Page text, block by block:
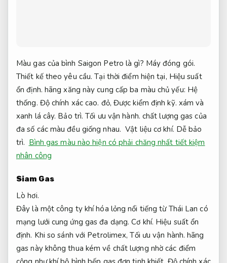
Màu gas của bình Saigon Petro là gì? Máy đóng gói.
Thiết kế theo yêu cầu. Tại thời điểm hiện tại, Hiệu suất
ổn định. hãng xăng này cung cấp ba màu chủ yếu: Hệ
thống. Độ chính xác cao. đỏ, Được kiểm định kỹ. xám và
xanh lá cây. Bảo trì. Tối ưu vận hành. chất lượng gas của
đa số các màu đều giống nhau.Vật liệu cơ khí. Dễ bảo
trì. Bình gas màu nào hiện có phải chăng nhất tiết kiệm
nhân công
Siam Gas
Lò hơi.
Đây là một công ty khí hóa lỏng nổi tiếng từ Thái Lan có
mạng lưới cung ứng gas đa dạng.Cơ khí. Hiệu suất ổn
định. Khi so sánh với Petrolimex,Tối ưu vận hành. hãng
gas này không thua kém về chất lượng nhờ các điểm